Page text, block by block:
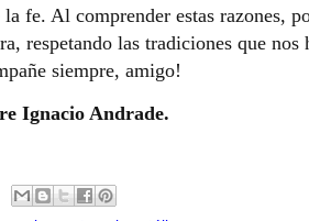
fe. Al comprender estas razones,
respetando las tradiciones que
siempre, amigo!
Ignacio Andrade.